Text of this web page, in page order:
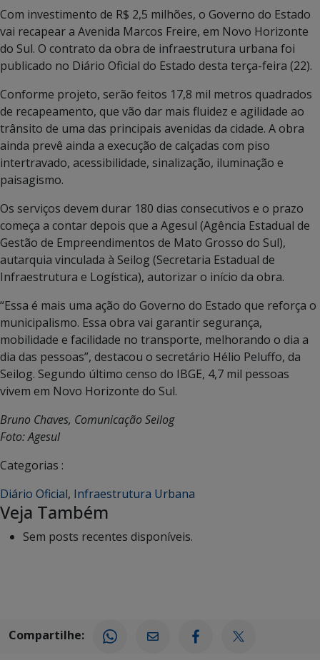
Com investimento de R$ 2,5 milhões, o Governo do Estado
vai recapear a Avenida Marcos Freire, em Novo Horizonte
do Sul. O contrato da obra de infraestrutura urbana foi
publicado no Diário Oficial do Estado desta terça-feira (22).
Conforme projeto, serão feitos 17,8 mil metros quadrados
de recapeamento, que vão dar mais fluidez e agilidade ao
trânsito de uma das principais avenidas da cidade. A obra
ainda prevê ainda a execução de calçadas com piso
intertravado, acessibilidade, sinalização, iluminação e
paisagismo.
Os serviços devem durar 180 dias consecutivos e o prazo
começa a contar depois que a Agesul (Agência Estadual de
Gestão de Empreendimentos de Mato Grosso do Sul),
autarquia vinculada à Seilog (Secretaria Estadual de
Infraestrutura e Logística), autorizar o início da obra.
“Essa é mais uma ação do Governo do Estado que reforça o
municipalismo. Essa obra vai garantir segurança,
mobilidade e facilidade no transporte, melhorando o dia a
dia das pessoas”, destacou o secretário Hélio Peluffo, da
Seilog. Segundo último censo do IBGE, 4,7 mil pessoas
vivem em Novo Horizonte do Sul.
Bruno Chaves, Comunicação Seilog
Foto: Agesul
Categorias :
Diário Oficial, Infraestrutura Urbana
Veja Também
Sem posts recentes disponíveis.
Compartilhe: